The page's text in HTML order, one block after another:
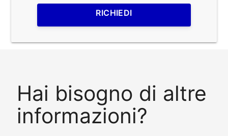
RICHIEDI
Hai bisogno di altre
informazioni?